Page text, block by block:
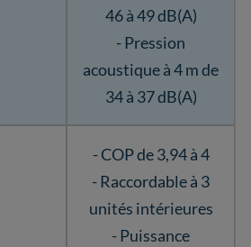
46 à 49 dB(A)
- Pression
acoustique à 4 m de
34 à 37 dB(A)
- COP de 3,94 à 4
- Raccordable à 3
unités intérieures
- Puissance